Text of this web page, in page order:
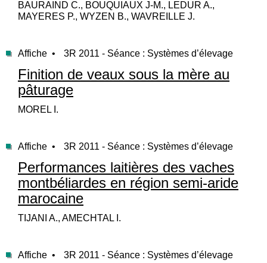
BAURAIND C., BOUQUIAUX J-M., LEDUR A.,
MAYERES P., WYZEN B., WAVREILLE J.
Affiche • 3R 2011 - Séance : Systèmes d’élevage
Finition de veaux sous la mère au
pâturage
MOREL I.
Affiche • 3R 2011 - Séance : Systèmes d’élevage
Performances laitières des vaches
montbéliardes en région semi-aride
marocaine
TIJANI A., AMECHTAL I.
Affiche • 3R 2011 - Séance : Systèmes d’élevage